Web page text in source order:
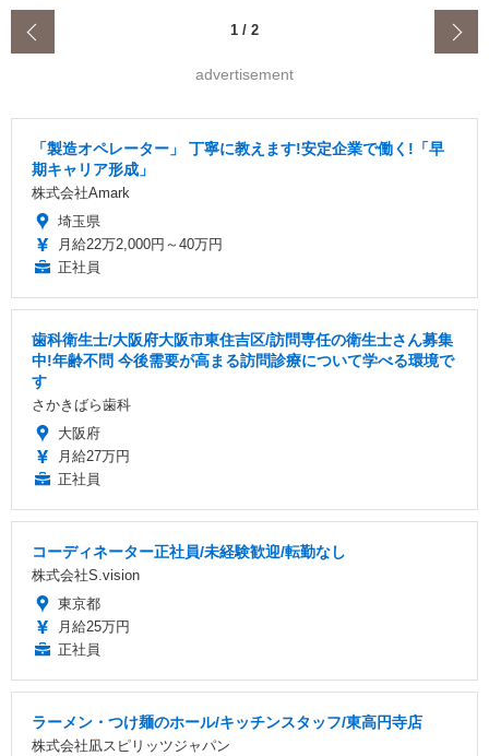
1 / 2
advertisement
「製造オペレーター」 丁寧に教えます!安定企業で働く!「早
期キャリア形成」
株式会社Amark
埼玉県
月給22万2,000円～40万円
正社員
歯科衛生士/大阪府大阪市東住吉区/訪問専任の衛生士さん募集
中!年齢不問 今後需要が高まる訪問診療について学べる環境で
す
さかきばら歯科
大阪府
月給27万円
正社員
コーディネーター正社員/未経験歓迎/転勤なし
株式会社S.vision
東京都
月給25万円
正社員
ラーメン・つけ麺のホール/キッチンスタッフ/東高円寺店
株式会社凪スピリッツジャパン